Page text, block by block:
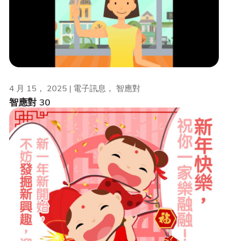
智應對 30
4 月 15， 2025 | 電子訊息， 智應對